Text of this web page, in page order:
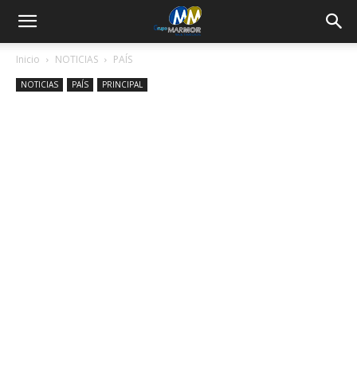
Inicio NOTICIAS PAÍS
NOTICIAS PAÍS PRINCIPAL